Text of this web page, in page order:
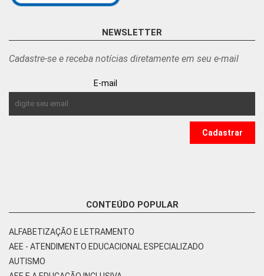
NEWSLETTER
Cadastre-se e receba notícias diretamente em seu e-mail
E-mail
CONTEÚDO POPULAR
ALFABETIZAÇÃO E LETRAMENTO
AEE - ATENDIMENTO EDUCACIONAL ESPECIALIZADO
AUTISMO